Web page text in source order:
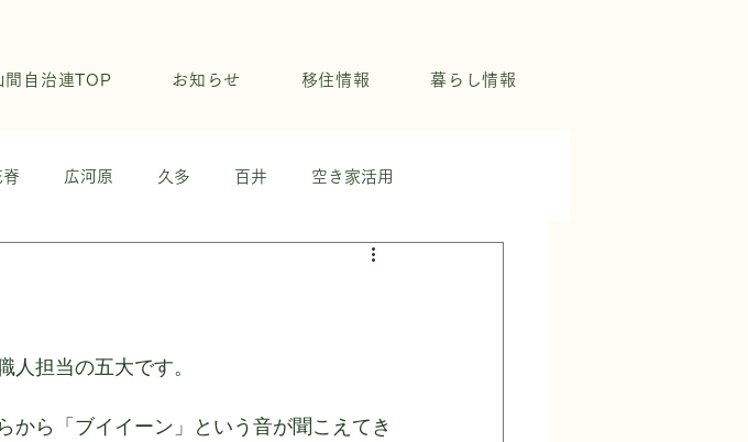
間自治連TOP お知らせ 移住情報 暮らし情報
脊 広河原 久多 百井 空き家活用
担当の五大です。
から「ブイイーン」という音が聞こえてき